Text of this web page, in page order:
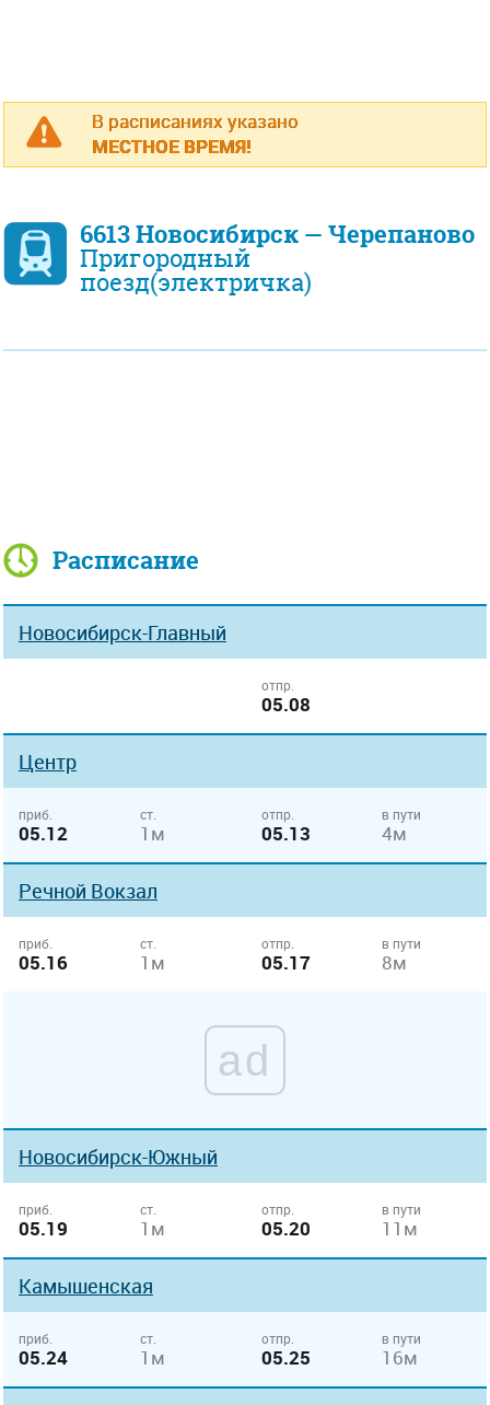
В расписаниях указано
МЕСТНОЕ ВРЕМЯ!
6613 Новосибирск — Черепаново
Пригородный
поезд(электричка)
Расписание
Новосибирск-Главный
отпр.
05.08
Центр
приб.
05.12
ст.
1м
отпр.
05.13
в пути
4м
Речной Вокзал
приб.
05.16
ст.
1м
отпр.
05.17
в пути
8м
ad
Новосибирск-Южный
приб.
05.19
ст.
1м
отпр.
05.20
в пути
11м
Камышенская
приб.
05.24
ст.
1м
отпр.
05.25
в пути
16м